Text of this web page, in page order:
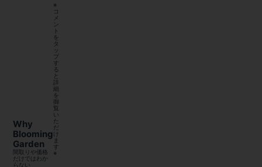
Why
Blooming
Garden
間取りや価格
だけではわか
らない
※
コ
メ
ン
ト
を
タ
ッ
プ
す
る
と
詳
細
を
御
覧
い
た
だ
け
ま
す
※